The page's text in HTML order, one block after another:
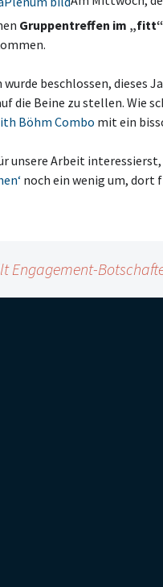
Gruppentreffen im
beschlossen, dieses
die Beine zu stellen. Wie
Böhm Combo mit ein
unsere Arbeit interessierst,
noch ein wenig um, dort
Engagement-